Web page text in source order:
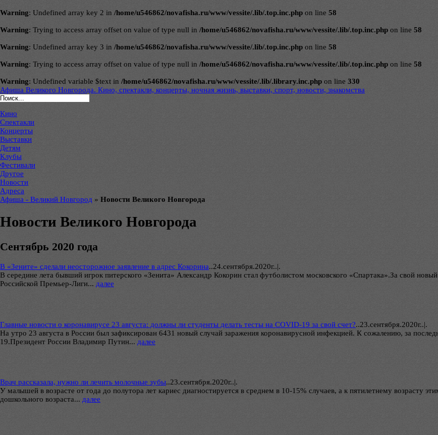
Warning: Undefined array key 2 in /home/u546862/novafisha.ru/www/vessite/.lib/.top.inc.php on line 58
Warning: Trying to access array offset on value of type null in /home/u546862/novafisha.ru/www/vessite/.lib/.top.inc.php on line 58
Warning: Undefined array key 3 in /home/u546862/novafisha.ru/www/vessite/.lib/.top.inc.php on line 58
Warning: Trying to access array offset on value of type null in /home/u546862/novafisha.ru/www/vessite/.lib/.top.inc.php on line 58
Warning: Undefined variable $text in /home/u546862/novafisha.ru/www/vessite/.lib/.library.inc.php on line 330
Афиша Великого Новгорода. Кино, спектакли, концерты, ночная жизнь, выставки, спорт, новости, знакомства
Кино
Спектакли
Концерты
Выставки
Детям
Клубы
Фестивали
Другое
Новости
Адреса
Афиша - Великий Новгород » Новости Великого Новгорода
Новости Великого Новгорода
Сентябрь 2020 года
В «Зените» сделали неосторожное заявление в адрес Кокорина..24.сентября.2020г..|.
В середине лета бывший игрок питерского «Зенита» Александр Кокорин стал футболистом московского «Спартака».За свой
Российской Премьер-Лиги... далее
Главные новости о коронавирусе 23 августа: должны ли студенты делать тесты на COVID-19 за свой счет?..23.сентября.2020г..|.
На утро 23 августа в России был зафиксирован 6431 новый случай заражения коронавирусной инфекцией. К сожалению, за
19.Президент России Владимир Путин... далее
Врач рассказала, нужно ли лечить молочные зубы..23.сентября.2020г..|.
У малышей в возрасте от года до полутора лет кариес диагностируется в среднем в 10-15% случаев, а к пятилетнему возрасту
дошкольного возраста... далее